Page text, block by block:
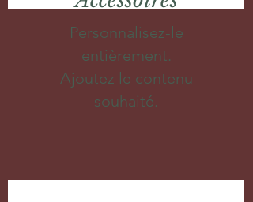
Personnalisez-le
entièrement.
Ajoutez le contenu
souhaité.